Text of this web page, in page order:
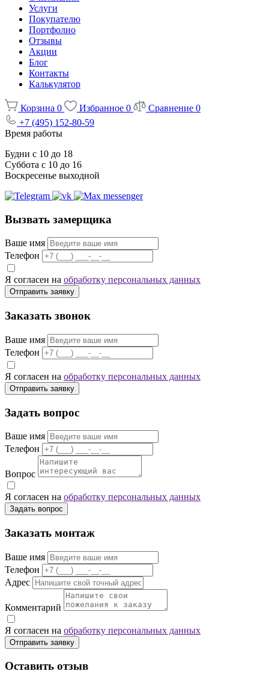
Услуги
Покупателю
Портфолио
Отзывы
Акции
Блог
Контакты
Калькулятор
Корзина 0 Избранное 0 Сравнение 0
+7 (495) 152-80-59
Время работы
Будни с 10 до 18
Суббота с 10 до 16
Воскресенье выходной
Вызвать замерщика
Ваше имя
Телефон
Я согласен на обработку персональных данных
Отправить заявку
Заказать звонок
Ваше имя
Телефон
Я согласен на обработку персональных данных
Отправить заявку
Задать вопрос
Ваше имя
Телефон
Вопрос
Я согласен на обработку персональных данных
Задать вопрос
Заказать монтаж
Ваше имя
Телефон
Адрес
Комментарий
Я согласен на обработку персональных данных
Отправить заявку
Оставить отзыв